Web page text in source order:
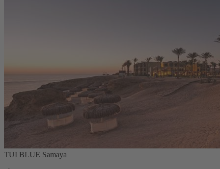
TUI BLUE Samaya